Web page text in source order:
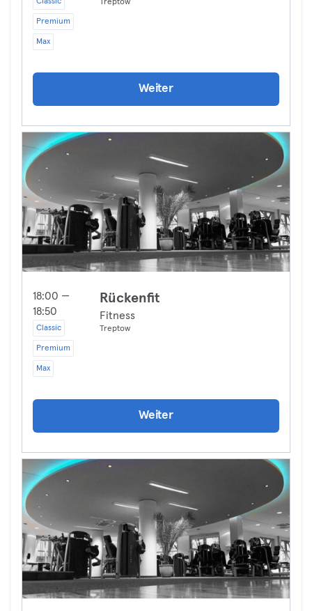
Premium
Max
Treptow
Weiter
18:00 —
18:50
Classic
Premium
Max
Rückenfit
Fitness
Treptow
Weiter